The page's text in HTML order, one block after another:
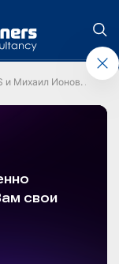
и Михаил Ионов. ANT: